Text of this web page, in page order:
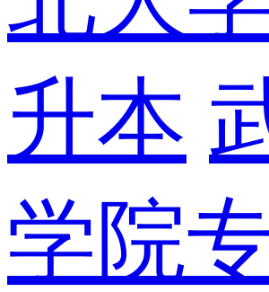
升本
学院